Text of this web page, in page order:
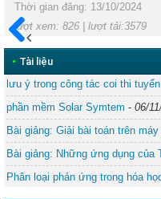
Trước
Thời gian đăng: 13/10/2024
lượt xem: 826 | lượt tải:3579
• Tài liệu
lưu ý trong công tác coi thi
phần mềm Solar Symtem - 06/
Bài giảng: Giải bài toán trên
Bài giảng: Những ứng dụng của
Phân loại phản ứng trong hóa